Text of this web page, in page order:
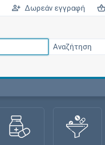
Δωρεάν εγγραφή